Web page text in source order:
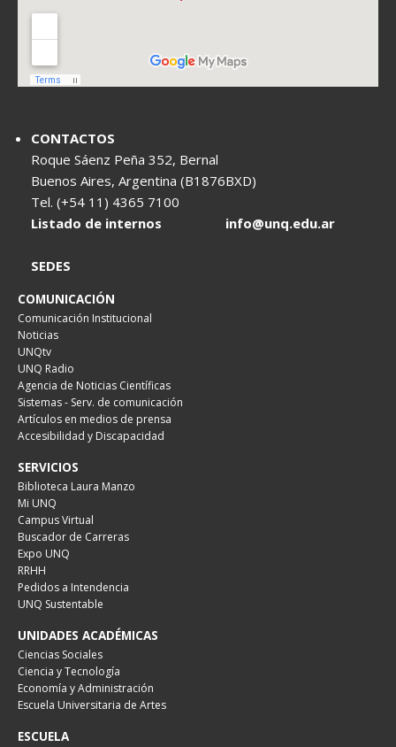
CONTACTOS
Roque Sáenz Peña 352, Bernal
Buenos Aires, Argentina (B1876BXD)
Tel. (+54 11) 4365 7100
Listado de internos
info@unq.edu.ar
SEDES
COMUNICACIÓN
Comunicación Institucional
Noticias
UNQtv
UNQ Radio
Agencia de Noticias Científicas
Sistemas - Serv. de comunicación
Artículos en medios de prensa
Accesibilidad y Discapacidad
SERVICIOS
Biblioteca Laura Manzo
Mi UNQ
Campus Virtual
Buscador de Carreras
Expo UNQ
RRHH
Pedidos a Intendencia
UNQ Sustentable
UNIDADES ACADÉMICAS
Ciencias Sociales
Ciencia y Tecnología
Economía y Administración
Escuela Universitaria de Artes
ESCUELA